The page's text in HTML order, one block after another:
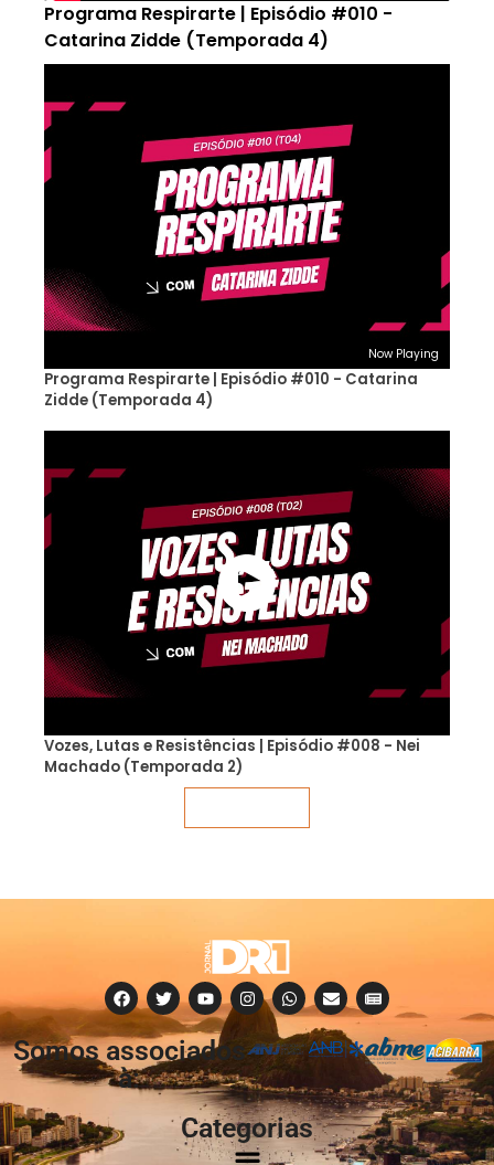
Programa Respirarte | Episódio #010 -
Catarina Zidde (Temporada 4)
Now Playing
Programa Respirarte | Episódio #010 - Catarina
Zidde (Temporada 4)
Vozes, Lutas e Resistências | Episódio #008 - Nei
Machado (Temporada 2)
Somos associados
à:
Categorias